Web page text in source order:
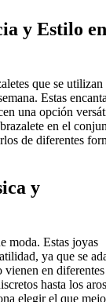
y Estilo en
que se utilizan
Estas
una opción
en el
de diferentes
y
moda. Estas joyas
ya que se
vienen en diferentes
hasta los
elegir el que